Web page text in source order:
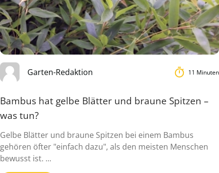
Garten-Redaktion 11 Minuten
Bambus hat gelbe Blätter und braune Spitzen –
was tun?
Gelbe Blätter und braune Spitzen bei einem Bambus
gehören öfter "einfach dazu", als den meisten Menschen
bewusst ist. ...